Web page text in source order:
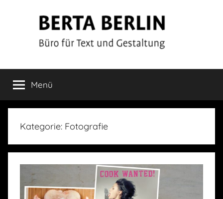
Berta
Berlin
Text
und
Gestaltung
Menü
Kategorie: Fotografie